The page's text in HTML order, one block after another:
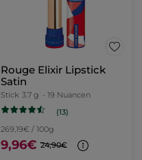
Rouge Elixir Lipstick
Satin
Stick 3.7 g - 19 Nuancen
(13)
269,19€ / 100g
9,96€ 24,90€